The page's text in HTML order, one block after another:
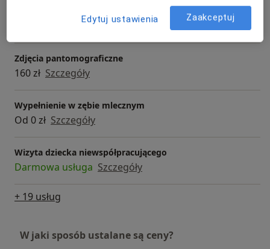
Szczegóły
Zdjęcia pantomograficzne
160 zł Szczegóły
Wypełnienie w zębie mlecznym
Od 0 zł Szczegóły
Wizyta dziecka niewspółpracującego
Darmowa usługa Szczegóły
+ 19 usług
W jaki sposób ustalane są ceny?
Edytuj ustawienia Zaakceptuj